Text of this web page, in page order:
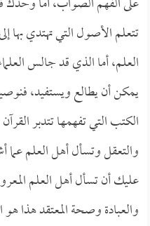
تتعلم الأصول التي تهتدي
العلم، أما الذي قد جالس
يمكن أن يطالع ويستفيد،
الكتب التي تفهمها تتدبر
والتعقل وتسأل أهل العلم
عليك أن تسأل أهل العلم
والعبادة وصحة المعتقد هذا